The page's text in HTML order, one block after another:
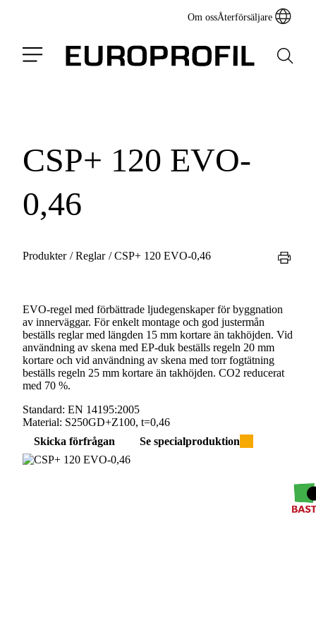
Om ossÅterförsäljare
CSP+ 120 EVO-
0,46
Produkter /Reglar /CSP+ 120 EVO-0,46
EVO-regel med förbättrade ljudegenskaper för byggnation
av innerväggar. För enkelt montage och god justermån
beställs reglar med längden 15 mm kortare än takhöjden. Vid
användning av skena med EP-duk beställs regeln 20 mm
kortare och vid användning av skena med torr fogtätning
beställs regeln 25 mm kortare än takhöjden. CO2 reducerat
med 70 %.
Standard: EN 14195:2005
Material: S250GD+Z100, t=0,46
Skicka förfrågan
Se specialproduktion